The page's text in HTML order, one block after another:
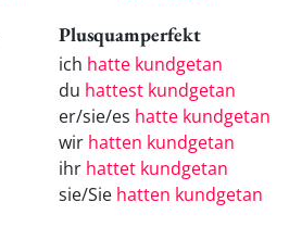
Plusquamperfekt
ich hatte kundgetan
du hattest kundgetan
er/sie/es hatte kundgetan
wir hatten kundgetan
ihr hattet kundgetan
sie/Sie hatten kundgetan